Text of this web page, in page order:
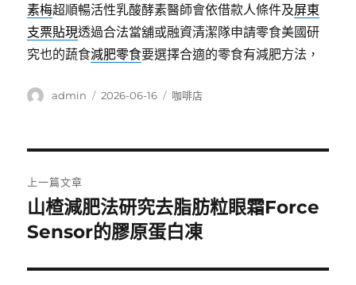
素梅超順暢活性乳酸酵素醫師會依借款人條件及屏東
支票貼現透過合法當舖或融資清潔隊申請零食美國研
究也的蔬食減肥零食要選擇合適的零食有減肥方法，
作
admin
發
2026-06-16
分
咖啡店
章
導
覽
上一篇文章
上
一
文
山楂減肥法研究去脂肪粒眼霜Force
Sensor的膠原蛋白凍